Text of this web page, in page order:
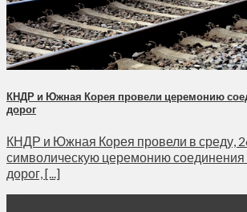
КНДР и Южная Корея провели церемонию
дорог
КНДР и Южная Корея провели в среду,
символическую церемонию
дорог, [...]